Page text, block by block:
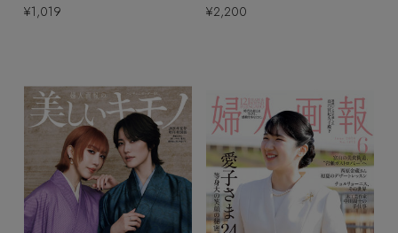
¥1,019 ¥2,200